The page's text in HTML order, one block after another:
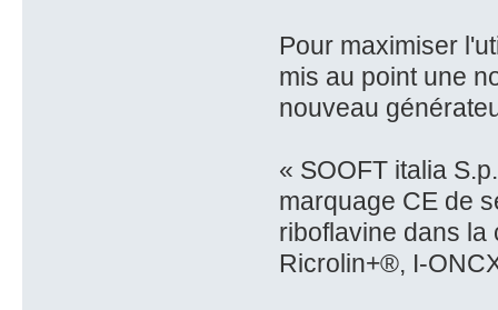
Pour maximiser
mis au point une
nouveau
« SOOFT italia
marquage CE de
riboflavine dans
Ricrolin+®, I-